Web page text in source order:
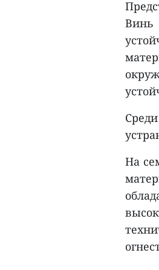
Винь
На